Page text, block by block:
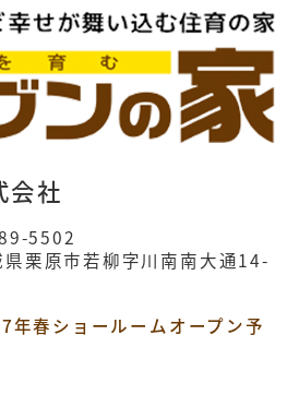
会社
5502
県栗原市若柳字川南南大通14-
年春ショールームオープン予